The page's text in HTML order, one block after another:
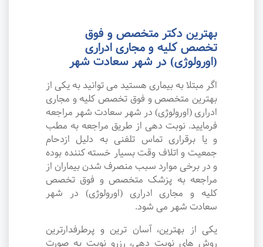
بهترین دکتر متخصص و فوق
تخصص کلیه و مجاری ادراری
(اورولوژی) در شهر سعادت شهر
اگر مبتلا به بیماری هستید می توانید به یکی از
بهترین متخصص و فوق تخصص کلیه و مجاری
ادراری (اورولوژی) در شهر سعادت شهر مراجعه
فرمایید. نوبت دهی از طریق مراجعه به مطب
و یا برقراری تماس تلفنی به دلیل ازدحام
جمعیت و اتلاف وقت بسیار خسته کننده بوده
و در برخی موارد سبب منصرف شدن بیماران از
مراجعه به پزشک متخصص و فوق تخصص
کلیه و مجاری ادراری (اورولوژی) در شهر
سعادت شهر می شود.
یکی از بهترین، آسان ترین و پرطرفدارترین
روش های نوبت دهی، رزرو نوبت به صورت